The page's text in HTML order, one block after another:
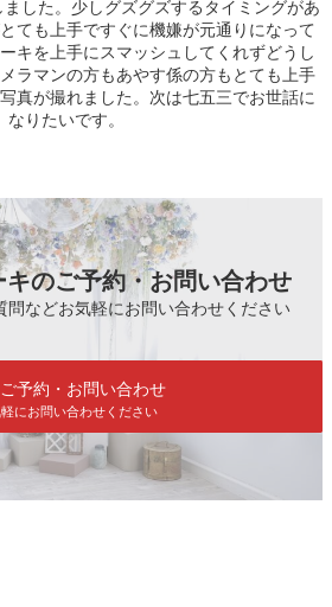
した。少しグズグズするタイミングがあ
ても上手ですぐに機嫌が元通りになって
キを上手にスマッシュしてくれずどうし
ラマンの方もあやす係の方もとても上手
真が撮れました。次は七五三でお世話に
なりたいです。
のご予約・お問い合わせ
問などお気軽にお問い合わせください
ご予約・お問い合わせ
にお問い合わせください